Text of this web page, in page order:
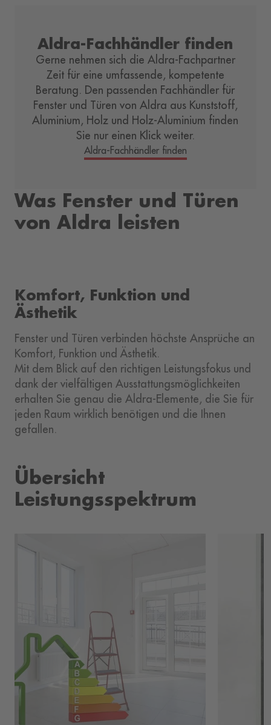
Aldra-Fachhändler finden
Gerne nehmen sich die Aldra-Fachpartner
Zeit für eine umfassende, kompetente
Beratung. Den passenden Fachhändler für
Fenster und Türen von Aldra aus Kunststoff,
Aluminium, Holz und Holz-Aluminium finden
Sie nur einen Klick weiter.
Aldra-Fachhändler finden
Was Fenster und Türen
von Aldra leisten
Komfort, Funktion und
Ästhetik
Fenster und Türen verbinden höchste Ansprüche an
Komfort, Funktion und Ästhetik.
Mit dem Blick auf den richtigen Leistungsfokus und
dank der vielfältigen Ausstattungsmöglichkeiten
erhalten Sie genau die Aldra-Elemente, die Sie für
jeden Raum wirklich benötigen und die Ihnen
gefallen.
Übersicht
Leistungsspektrum